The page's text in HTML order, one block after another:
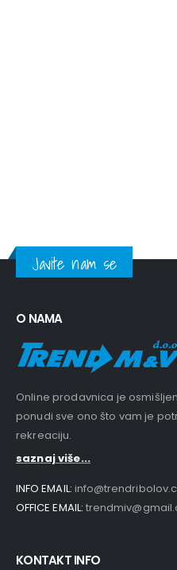
Javite nam se
O NAMA
Online prodavnica je
ponudi sve ono što vam je
rekreaciju.
saznaj više...
INFO EMAIL:
OFFICE EMAIL:
KONTAKT INFO